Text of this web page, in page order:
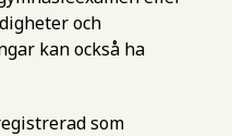
och
kan också ha
som